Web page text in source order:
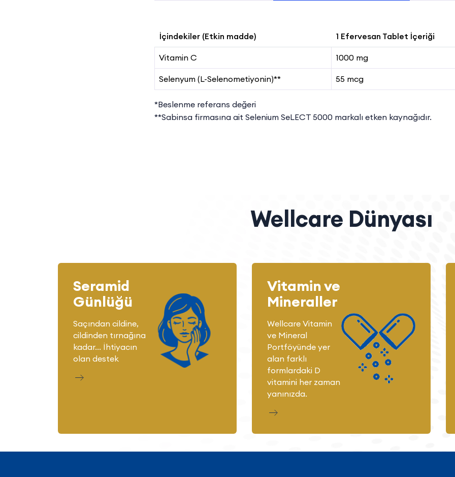
İçindekiler (Etkin madde) 1 Efervesan Tablet İçeriği
Vitamin C 1000 mg
Selenyum (L-Selenometiyonin)** 55 mcg
*Beslenme referans değeri
**Sabinsa firmasına ait Selenium SeLECT 5000 markalı etken kaynağıdır.
Wellcare Dünyası
Seramid
Günlüğü
Saçından cildine,
cildinden tırnağına
kadar... İhtiyacın
olan destek
Vitamin ve
Mineraller
Wellcare Vitamin
ve Mineral
Portföyünde yer
alan farklı
formlardaki D
vitamini her zaman
yanınızda.